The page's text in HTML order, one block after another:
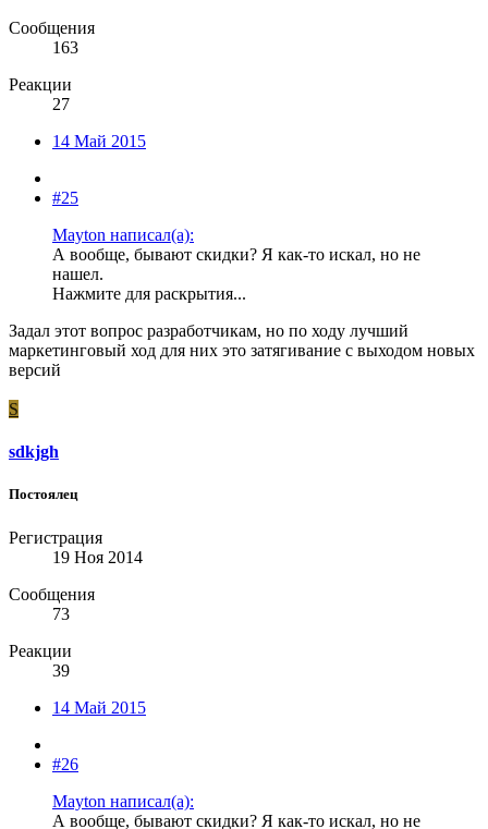
Сообщения
163
Реакции
27
14 Май 2015
#25
Mayton написал(а):
А вообще, бывают скидки? Я как-то искал, но не
нашел.
Нажмите для раскрытия...
Задал этот вопрос разработчикам, но по ходу лучший
маркетинговый ход для них это затягивание с выходом новых
версий
S
sdkjgh
Постоялец
Регистрация
19 Ноя 2014
Сообщения
73
Реакции
39
14 Май 2015
#26
Mayton написал(а):
А вообще, бывают скидки? Я как-то искал, но не